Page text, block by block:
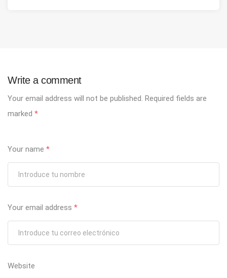
Write a comment
Your email address will not be published. Required fields are
marked *
Your name *
Your email address *
Website